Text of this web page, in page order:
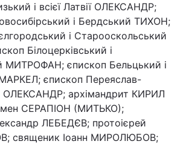
і всієї Латвії ОЛЕКСАНДР;
і Бердський ТИХОН;
і Старооскольський
Білоцерківський і
МИТРОФАН; єпископ Бельцький і
єпископ Переяслав-
ОЛЕКСАНДР; архімандрит КИРИЛ
СЕРАПІОН (МИТЬКО);
ЛЕБЕДЄВ; протоієрей
священик Іоанн МИРОЛЮБОВ;